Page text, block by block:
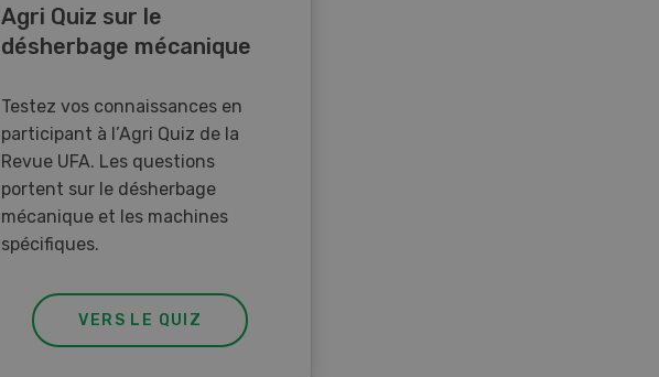
Agri Quiz sur le
désherbage mécanique
Testez vos connaissances en
participant à l’Agri Quiz de la
Revue UFA. Les questions
portent sur le désherbage
mécanique et les machines
spécifiques.
VERS LE QUIZ